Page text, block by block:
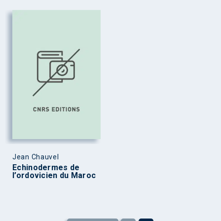
Jean Chauvel
Echinodermes de
l’ordovicien du Maroc